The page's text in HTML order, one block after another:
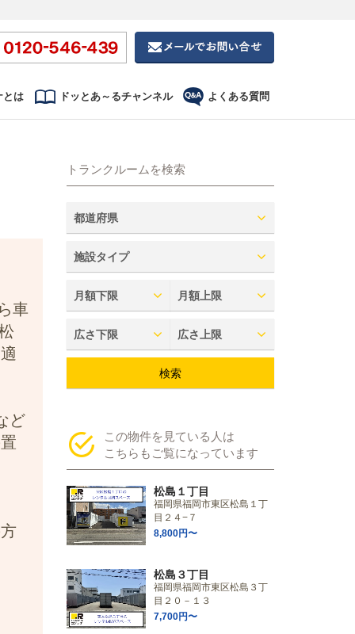
とは ドッとあ～るチャンネル よくある質問
車
ど
トランクルームを検索
都道府県
施設タイプ
月額下限 月額上限
広さ下限 広さ上限
検索
この物件を見ている人は
こちらもご覧になっています
松島１丁目
福岡県福岡市東区松島１丁
目２４−７
8,800円〜
松島３丁目
福岡県福岡市東区松島３丁
目２０－１３
7,700円〜